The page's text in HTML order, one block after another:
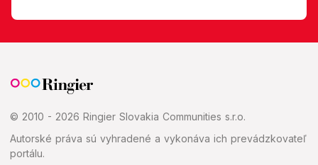
© 2010 - 2026 Ringier Slovakia Communities s.r.o.
Autorské práva sú vyhradené a vykonáva ich prevádzkovateľ
portálu.